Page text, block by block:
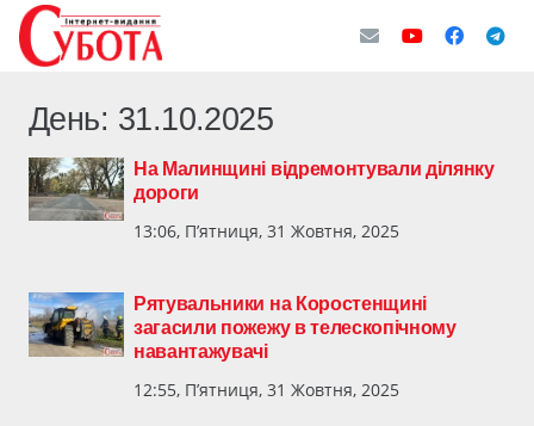
День: 31.10.2025
На Малинщині відремонтували ділянку
дороги
13:06, П’ятниця, 31 Жовтня, 2025
Рятувальники на Коростенщині
загасили пожежу в телескопічному
навантажувачі
12:55, П’ятниця, 31 Жовтня, 2025